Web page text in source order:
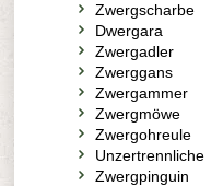
Zwergscharbe
Dwergara
Zwergadler
Zwerggans
Zwergammer
Zwergmöwe
Zwergohreule
Unzertrennliche
Zwergpinguin